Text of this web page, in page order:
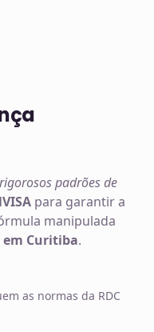
padrões de
para garantir a
manipulada
Curitiba.
as normas da RDC